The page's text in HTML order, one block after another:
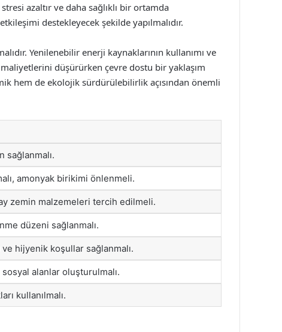
azaltır ve daha sağlıklı bir ortamda
destekleyecek şekilde yapılmalıdır.
Yenilenebilir enerji kaynaklarının kullanımı ve
düşürürken çevre dostu bir yaklaşım
hem de ekolojik sürdürülebilirlik açısından önemli
sağlanmalı.
amonyak birikimi önlenmeli.
zemin malzemeleri tercih edilmeli.
düzeni sağlanmalı.
hijyenik koşullar sağlanmalı.
alanlar oluşturulmalı.
kullanılmalı.